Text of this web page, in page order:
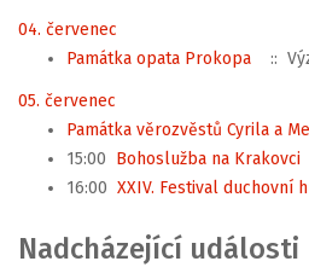
04. červenec
Památka opata Prokopa
::
05. červenec
Památka věrozvěstů Cyrila a
15:00 Bohoslužba na Krakovci
16:00 XXIV. Festival duchovní
Nadcházející události